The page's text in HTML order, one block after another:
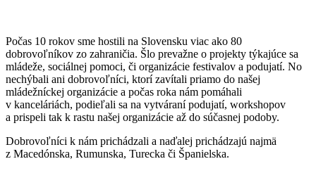
Počas 10 rokov sme hostili na Slovensku viac ako 80
dobrovoľníkov zo zahraničia. Šlo prevažne o projekty týkajúce sa
mládeže, sociálnej pomoci, či organizácie festivalov a podujatí. No
nechýbali ani dobrovoľníci, ktorí zavítali priamo do našej
mládežníckej organizácie a počas roka nám pomáhali
v kanceláriách, podieľali sa na vytváraní podujatí, workshopov
a prispeli tak k rastu našej organizácie až do súčasnej podoby.
Dobrovoľníci k nám prichádzali a naďalej prichádzajú najmä
z Macedónska, Rumunska, Turecka či Španielska.